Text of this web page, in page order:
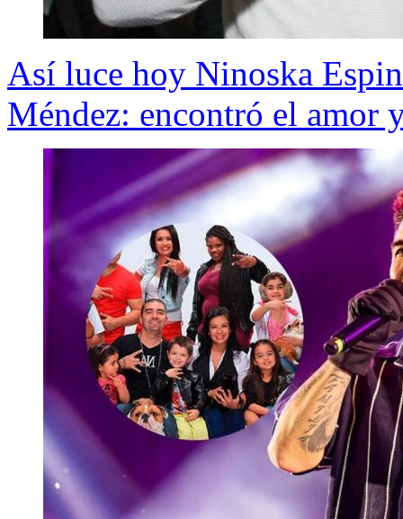
Así luce hoy Ninoska
Méndez: encontró el amor